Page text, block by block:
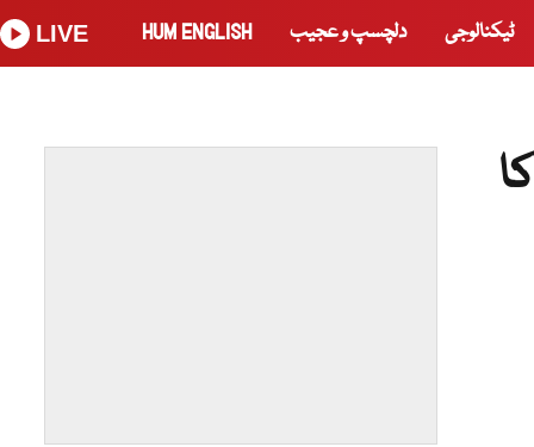
ٹیکنالوجی دلچسپ و عجیب HUM ENGLISH
LIVE